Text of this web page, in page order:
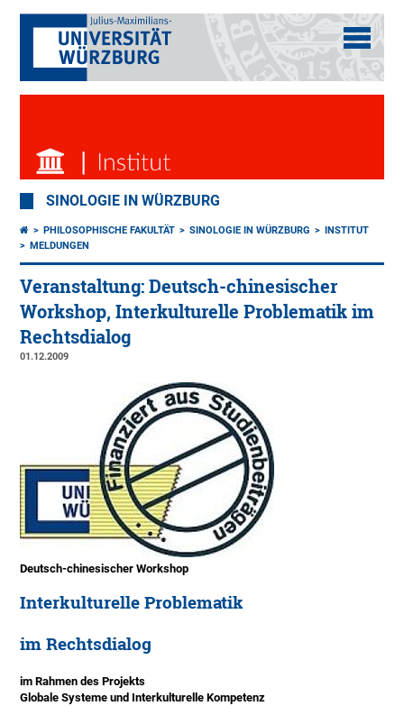
SINOLOGIE IN WÜRZBURG
PHILOSOPHISCHE FAKULTÄT SINOLOGIE IN WÜRZBURG
INSTITUT
MELDUNGEN
Veranstaltung: Deutsch-chinesischer
Workshop, Interkulturelle Problematik im
Rechtsdialog
01.12.2009
Deutsch-chinesischer Workshop
Interkulturelle Problematik
im Rechtsdialog
im Rahmen des Projekts
Globale Systeme und Interkulturelle Kompetenz